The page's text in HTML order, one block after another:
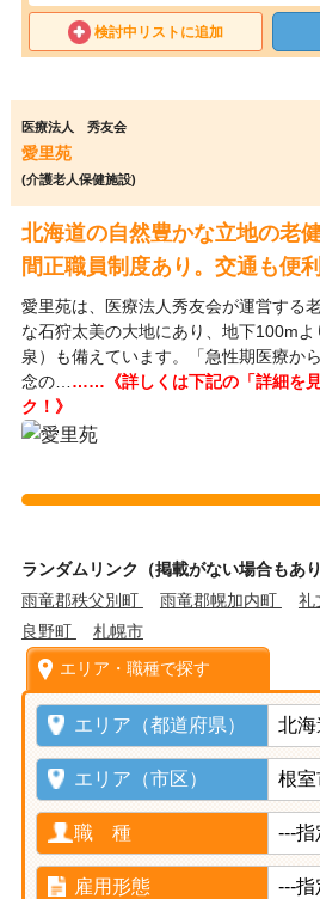
検討中リストに追加
医療法人 秀友会
愛里苑
(介護老人保健施設)
北海道の自然豊かな立地の老
間正職員制度あり。交通も便利
愛里苑は、医療法人秀友会が運営する
な石狩太美の大地にあり、地下100m
泉）も備えています。「急性期医療か
念の… ……《詳しくは下記の「詳細を
ク！》
ランダムリンク（掲載がない場合もあ
雨竜郡秩父別町
雨竜郡幌加内町 礼
良野町
札幌市
エリア・職種で探す
エリア（都道府県）
エリア（市区）
職 種
雇用形態